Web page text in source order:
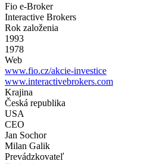
Fio e-Broker
Interactive Brokers
Rok založenia
1993
1978
Web
www.fio.cz/akcie-investice
www.interactivebrokers.com
Krajina
Česká republika
USA
CEO
Jan Sochor
Milan Galik
Prevádzkovateľ